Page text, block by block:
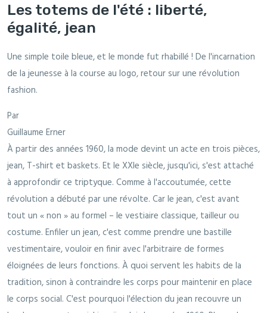
Les totems de l'été : liberté,
égalité, jean
Une simple toile bleue, et le monde fut rhabillé ! De l'incarnation
de la jeunesse à la course au logo, retour sur une révolution
fashion.
Par
Guillaume Erner
À partir des années 1960, la mode devint un acte en trois pièces,
jean, T-shirt et baskets. Et le XXIe siècle, jusqu'ici, s'est attaché
à approfondir ce triptyque. Comme à l'accoutumée, cette
révolution a débuté par une révolte. Car le jean, c'est avant
tout un « non » au formel – le vestiaire classique, tailleur ou
costume. Enfiler un jean, c'est comme prendre une bastille
vestimentaire, vouloir en finir avec l'arbitraire de formes
éloignées de leurs fonctions. À quoi servent les habits de la
tradition, sinon à contraindre les corps pour maintenir en place
le corps social. C'est pourquoi l'élection du jean recouvre un